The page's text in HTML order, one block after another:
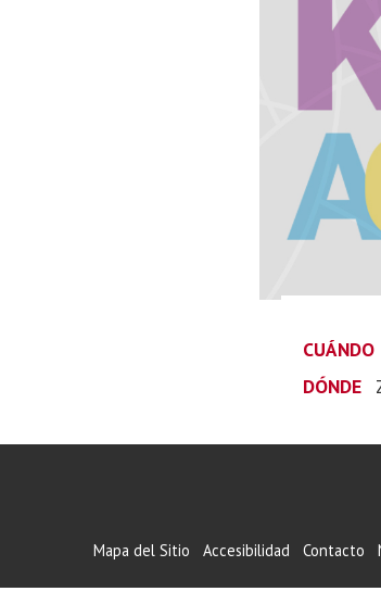
CUÁNDO
DÓNDE
Mapa del Sitio Accesibilidad Contacto